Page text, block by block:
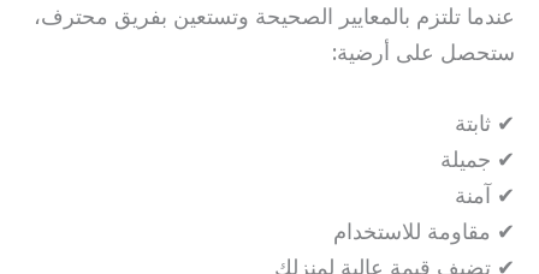
عندما تلتزم بالمعايير الصحيحة وتستعين بفريق محترف،
ستحصل على أرضية:
✔ ثابتة
✔ جميلة
✔ آمنة
✔ مقاومة للاستخدام
✔ تضيف قيمة عالية لمنزلك